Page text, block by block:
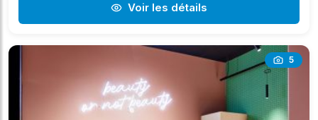
Voir les détails
5